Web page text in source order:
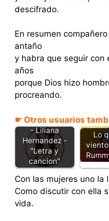
descifrado.
En resumen
antaño
y habra que seguir con
años
porque Dios hizo
procreando.
☛ Otros usuarios
Preguntale a el
- Liliana
Hernandez -
"Letra y
cancion"
Lo
Con las mujeres uno la
Como discutir con ella
vida.